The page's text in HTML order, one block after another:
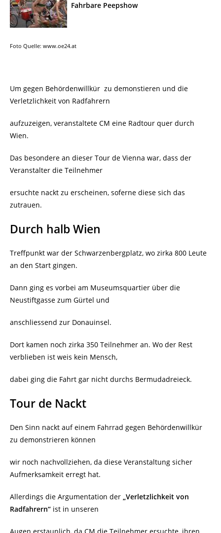
Fahrbare Peepshow
Foto Quelle: www.oe24.at
Um gegen Behördenwillkür zu demonstieren und die
Verletzlichkeit von Radfahrern
aufzuzeigen, veranstaltete CM eine Radtour quer durch
Wien.
Das besondere an dieser Tour de Vienna war, dass der
Veranstalter die Teilnehmer
ersuchte nackt zu erscheinen, soferne diese sich das
zutrauen.
Durch halb Wien
Treffpunkt war der Schwarzenbergplatz, wo zirka 800 Leute
an den Start gingen.
Dann ging es vorbei am Museumsquartier über die
Neustiftgasse zum Gürtel und
anschliessend zur Donauinsel.
Dort kamen noch zirka 350 Teilnehmer an. Wo der Rest
verblieben ist weis kein Mensch,
dabei ging die Fahrt gar nicht durchs Bermudadreieck.
Tour de Nackt
Den Sinn nackt auf einem Fahrrad gegen Behördenwillkür
zu demonstrieren können
wir noch nachvollziehen, da diese Veranstaltung sicher
Aufmerksamkeit erregt hat.
Allerdings die Argumentation der „Verletzlichkeit von
Radfahrern“ ist in unseren